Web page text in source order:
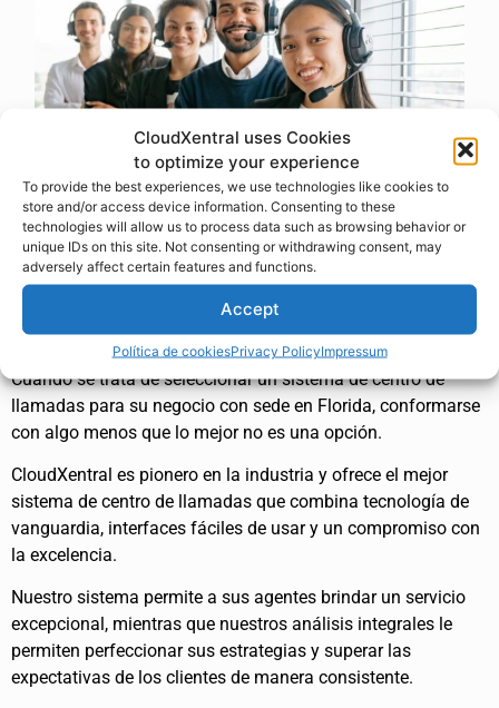
CloudXentral uses Cookies
to optimize your experience
To provide the best experiences, we use technologies like cookies to
store and/or access device information. Consenting to these
technologies will allow us to process data such as browsing behavior or
unique IDs on this site. Not consenting or withdrawing consent, may
adversely affect certain features and functions.
Accept
Política de cookiesPrivacy PolicyImpressum
El mejor sistema de centro de
llamadas
Cuando se trata de seleccionar un sistema de centro de
llamadas para su negocio con sede en Florida, conformarse
con algo menos que lo mejor no es una opción.
CloudXentral es pionero en la industria y ofrece el mejor
sistema de centro de llamadas que combina tecnología de
vanguardia, interfaces fáciles de usar y un compromiso con
la excelencia.
Nuestro sistema permite a sus agentes brindar un servicio
excepcional, mientras que nuestros análisis integrales le
permiten perfeccionar sus estrategias y superar las
expectativas de los clientes de manera consistente.